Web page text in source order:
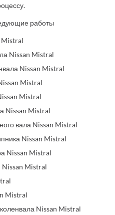
работы
Mistral
Nissan Mistral
Nissan Mistral
Mistral
Mistral
Nissan Mistral
вала Nissan Mistral
Nissan Mistral
Nissan Mistral
Nissan Mistral
Mistral
Nissan Mistral